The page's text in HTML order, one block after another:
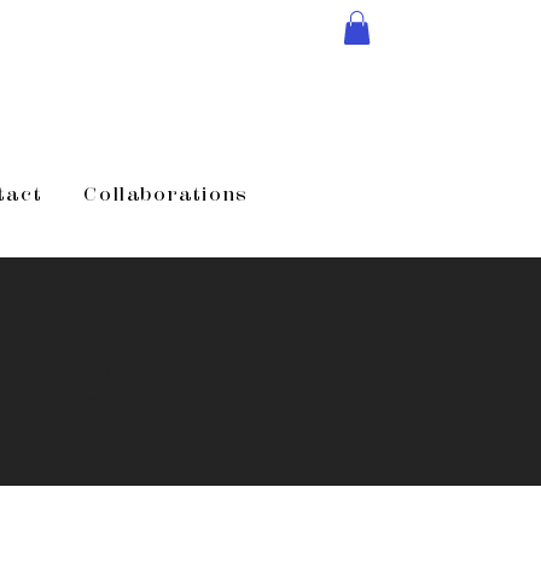
Collaborations